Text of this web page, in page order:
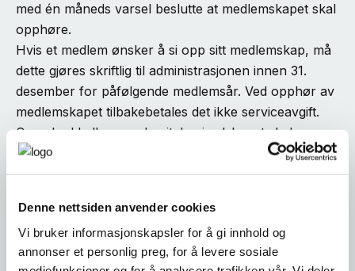
Denne nettsiden anvender cookies
Vi bruker informasjonskapsler for å gi innhold og
annonser et personlig preg, for å levere sosiale
med én måneds varsel beslutte at medlemskapet skal
opphøre.
Hvis et medlem ønsker å si opp sitt medlemskap, må
dette gjøres skriftlig til administrasjonen innen 31.
desember for påfølgende medlemsår. Ved opphør av
medlemskapet tilbakebetales det ikke serviceavgift.
Overskudd eller egenkapitalen i selskapet skal
benyttes til formålet og vil ikke kunne deles ut til
medlemmene.
Narvikregionen Næringsforening SAs organisasjon
består av årsmøte, styre og sekretariat. Årsmøtet
avholdes årlig innen 30. juni. Medlemmer innkalles